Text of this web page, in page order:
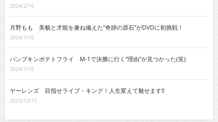
2024/2/16
月野もも 美貌と才能を兼ね備えた“奇跡の原石”がDVDに初挑戦！
2024/1/16
パンプキンポテトフライ M-1で決勝に行く“理由”が見つかった(笑)
2024/1/16
ヤーレンズ 目指せライブ・キング！人生変えて魅せます!!
2023/12/15